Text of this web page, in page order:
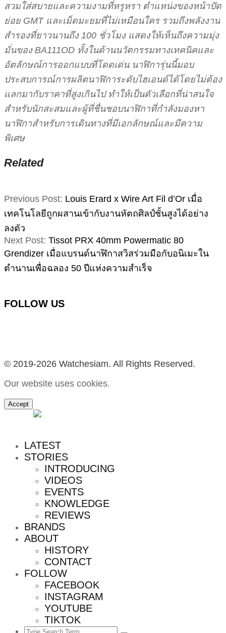
สวมใส่สบายและความงามที่หรูหรา ตำแหน่งของหน้าปัด
ย่อย GMT และเม็ดมะยมที่ไม่เหมือนใคร รวมถึงพลังงาน
สำรองที่ยาวนานถึง 100 ชั่วโมง แสดงให้เห็นถึงความมุ่ง
มั่นของ BA111OD ทั้งในด้านนวัตกรรมทางเทคนิคและ
อัตลักษณ์การออกแบบที่โดดเด่น นาฬิการุ่นนี้มอบ
ประสบการณ์การผลิตนาฬิการะดับไฮเอนด์ได้โดยไม่ต้อง
แลกมากับราคาที่สูงเกินไป ทำให้เป็นตัวเลือกที่น่าสนใจ
สำหรับนักสะสมและผู้ที่ชื่นชอบนาฬิกาที่กำลังมองหา
นาฬิกาสำหรับการเดินทางที่มีเอกลักษณ์และมีความ
พิเศษ
Related
2025-
22
Previous Post: Louis Erard x Wire Art Fil d’Or เมื่อ
เทคโนโลยีถูกผสานเข้ากับงานหัตถศิลป์ชั้นสูงได้อย่าง
ลงตัว
Next Post: Tissot PRX 40mm Powermatic 80
Grendizer เมื่อแบรนด์นาฬิกาสวิสร่วมมือกับอนิเมะใน
ตำนานเพื่อฉลอง 50 ปีแห่งความสำเร็จ
FOLLOW US
© 2019-2026 Watchesiam. All Rights Reserved.
Our website uses cookies.
Accept
LATEST
STORIES
INTRODUCING
VIDEOS
EVENTS
KNOWLEDGE
REVIEWS
BRANDS
ABOUT
HISTORY
CONTACT
FOLLOW
FACEBOOK
INSTAGRAM
YOUTUBE
TIKTOK
Search